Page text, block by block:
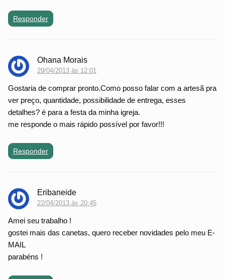
Responder
Ohana Morais
29/04/2013 às 12:01
Gostaria de comprar pronto.Como posso falar com a artesã pra
ver preço, quantidade, possibilidade de entrega, esses
detalhes? é para a festa da minha igreja.
me responde o mais rápido possível por favor!!!
Responder
Eribaneide
22/04/2013 às 20:45
Amei seu trabalho !
gostei mais das canetas, quero receber novidades pelo meu E-
MAIL
parabéns !